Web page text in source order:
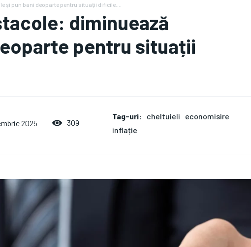
și pun bani deoparte pentru situații dificile....
diminuează
pentru situații
2025 309
Tag-uri: cheltuieli
economisire
inflație